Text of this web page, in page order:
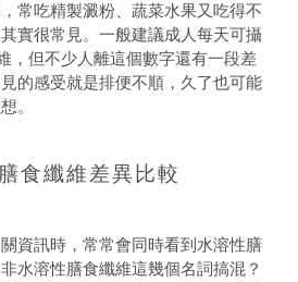
常吃精製澱粉、蔬菜水果又吃得不
實很常見。一般建議成人每天可攝
，但不少人離這個數字還有一段差
的感受就是排便不順，久了也可能
。
食纖維差異比較
資訊時，常常會同時看到水溶性膳
水溶性膳食纖維這幾個名詞搞混？